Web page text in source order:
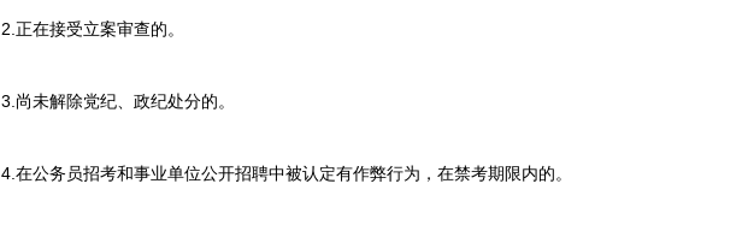
在接受立案审查的。
未解除党纪、政纪处分的。
公务员招考和事业单位公开招聘中被认定有作弊行为，在禁考期限内的。